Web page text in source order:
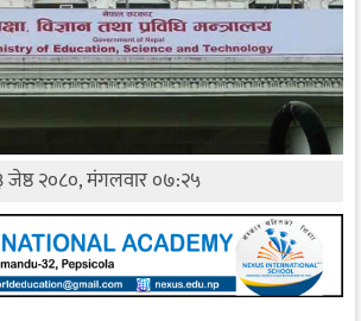
जेष्ठ २०८०, मंगलवार ०७:२५